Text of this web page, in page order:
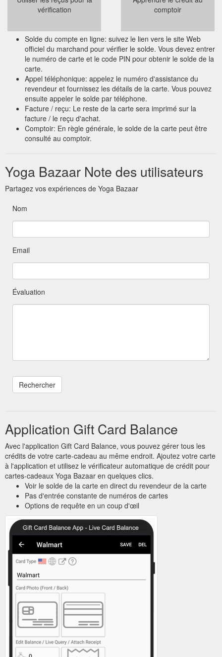
vérification
comptoir
Solde du compte en ligne: suivez le lien vers le site Web
officiel du marchand pour vérifier le solde. Vous devez entrer
le numéro de carte et le code PIN pour obtenir le solde de la
carte.
Appel téléphonique: appelez le numéro d'assistance du
revendeur et fournissez les détails de la carte. Vous pouvez
ensuite appeler le solde par téléphone.
Facture / reçu: Le reste de la carte sera imprimé sur la
facture / le reçu d'achat.
Comptoir: En règle générale, le solde de la carte peut être
consulté au comptoir.
Yoga Bazaar Note des utilisateurs
Partagez vos expériences de Yoga Bazaar
Nom
Email
Évaluation
Application Gift Card Balance
Avec l'application Gift Card Balance, vous pouvez gérer tous les
crédits de votre carte-cadeau au même endroit. Ajoutez votre carte
à l'application et utilisez le vérificateur automatique de crédit pour
cartes-cadeaux Yoga Bazaar en quelques clics.
Voir le solde de la carte en direct du revendeur de la carte
Pas d'entrée constante de numéros de cartes
Options de requête en un coup d'œil